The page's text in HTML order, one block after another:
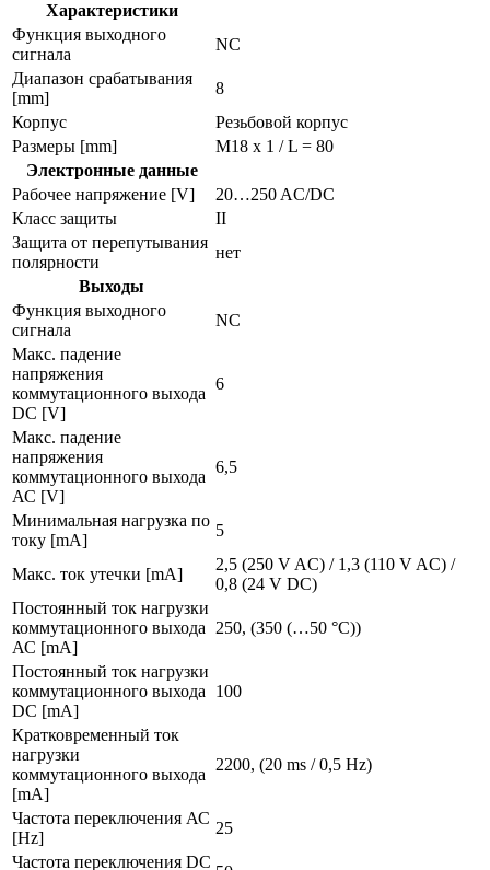
Характеристики
Функция выходного
сигнала
NC
Диапазон срабатывания
[mm]
8
Корпус
Резьбовой корпус
Размеры [mm]
M18 x 1 / L = 80
Электронные данные
Рабочее напряжение [V]
20…250 AC/DC
Класс защиты
II
Защита от перепутывания
полярности
нет
Выходы
Функция выходного
сигнала
NC
Макс. падение
напряжения
коммутационного выхода
DC [V]
6
Макс. падение
напряжения
коммутационного выхода
АС [V]
6,5
Минимальная нагрузка по
току [mA]
5
Макс. ток утечки [mA]
2,5 (250 V AC) / 1,3 (110 V AC) /
0,8 (24 V DC)
Постоянный ток нагрузки
коммутационного выхода
АС [mA]
250, (350 (…50 °C))
Постоянный ток нагрузки
коммутационного выхода
DC [mA]
100
Кратковременный ток
нагрузки
коммутационного выхода
[mA]
2200, (20 ms / 0,5 Hz)
Частота переключения АС
[Hz]
25
Частота переключения DC